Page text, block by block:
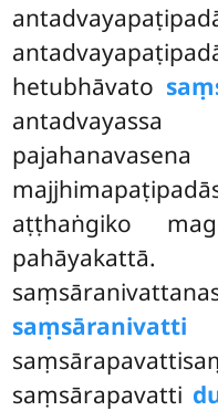
hetubhāvato
pajahanavasena
aṭṭhaṅgiko
saṃsāranivatti
saṃsārapavatti